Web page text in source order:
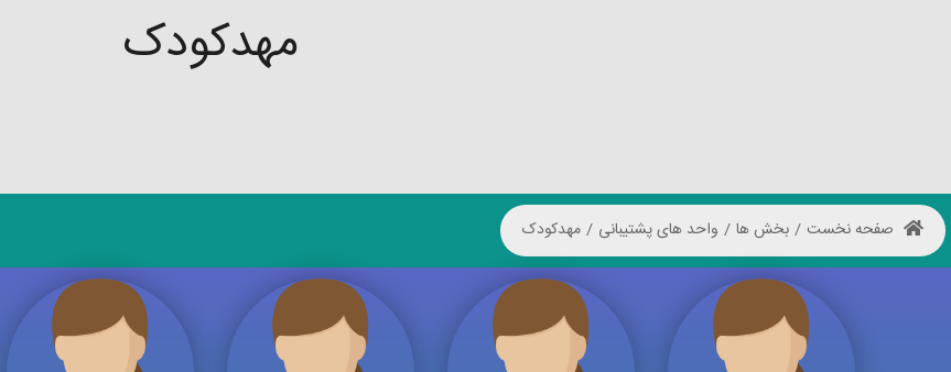
مهدکودک
صفحه نخست / بخش ها / واحد های پشتیبانی / مهدکودک